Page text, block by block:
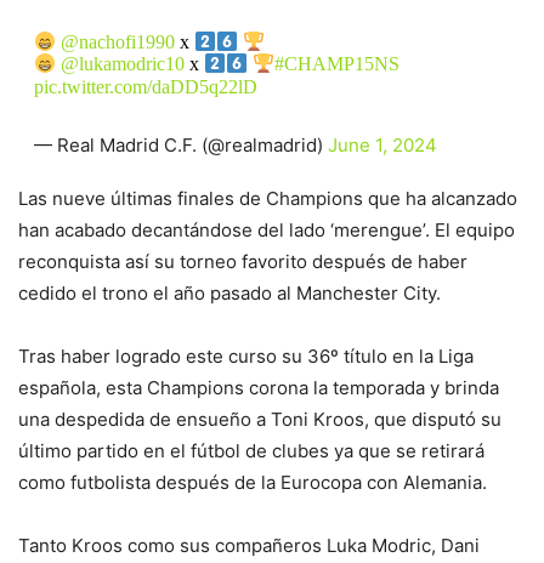
@nachofi1990x
@lukamodric10x
#CHAMP15NS
pic.twitter.com/daDD5q22lD
— Real Madrid C.F. (@realmadrid) June 1, 2024
Las nueve últimas finales de Champions que ha alcanzado
han acabado decantándose del lado ‘merengue’. El equipo
reconquista así su torneo favorito después de haber
cedido el trono el año pasado al Manchester City.
Tras haber logrado este curso su 36º título en la Liga
española, esta Champions corona la temporada y brinda
una despedida de ensueño a Toni Kroos, que disputó su
último partido en el fútbol de clubes ya que se retirará
como futbolista después de la Eurocopa con Alemania.
Tanto Kroos como sus compañeros Luka Modric, Dani